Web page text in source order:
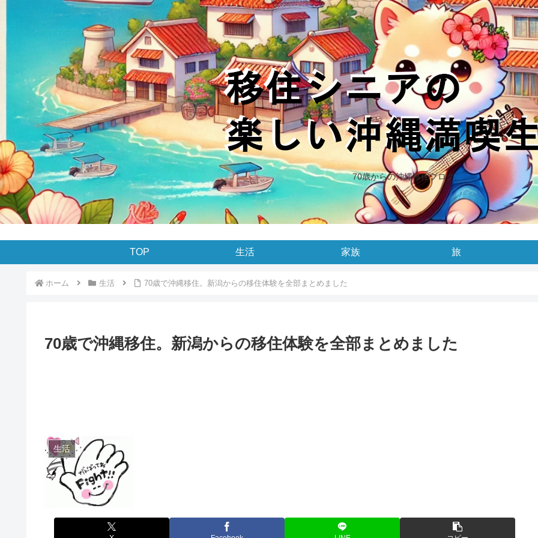
70歳からの沖縄移住ブログ
TOP 生活 家族 旅
ホーム 生活 70歳で沖縄移住。新潟からの移住体験を全部まとめました
70歳で沖縄移住。新潟からの移住体験を全部まとめました
生活